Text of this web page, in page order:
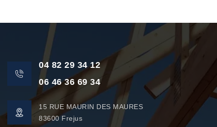
04 82 29 34 12
06 46 36 69 34
15 RUE MAURIN DES MAURES
83600 Frejus